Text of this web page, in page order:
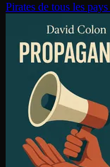
Pirates de tous les pays